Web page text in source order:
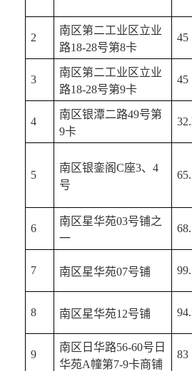
2
南区第二工业区立业
路18-28号第8卡
45
3
南区第二工业区立业
路18-28号第9卡
45
4
南区银潭二路49号第
9卡
5
南区银銮阁C座3、4
号
6
南区星华苑03号铺之
一
7 南区星华苑07号铺
8 南区星华苑12号铺
9
南区日华路56-60号日
华苑A幢第7-9卡商铺
83